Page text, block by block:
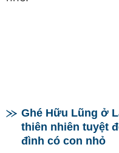
Ghé Hữu Lũng ở
thiên nhiên tuyệt
đình có con nhỏ